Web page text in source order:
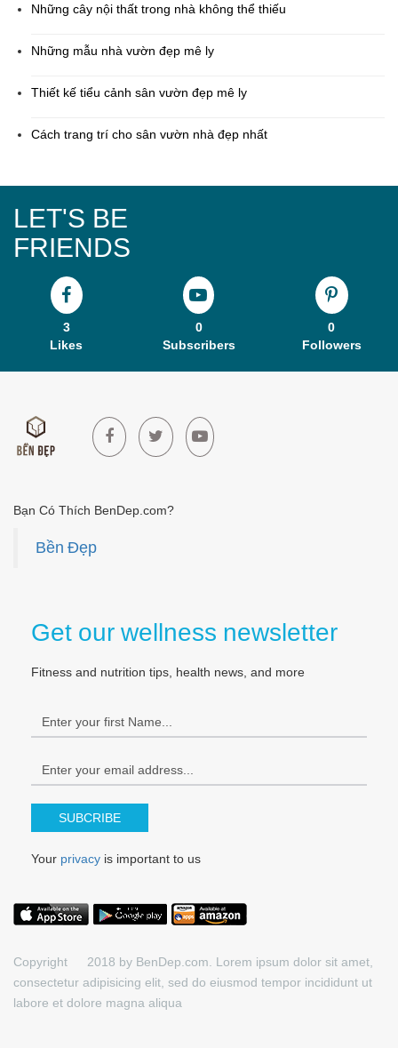
Những cây nội thất trong nhà không thể thiếu
Những mẫu nhà vườn đẹp mê ly
Thiết kế tiểu cảnh sân vườn đẹp mê ly
Cách trang trí cho sân vườn nhà đẹp nhất
LET'S BE
FRIENDS
3
Likes
0
Subscribers
0
Followers
Bạn Có Thích BenDep.com?
Bền Đẹp
Get our wellness newsletter
Fitness and nutrition tips, health news, and more
SUBCRIBE
Your privacy is important to us
Copyright © 2018 by BenDep.com. Lorem ipsum dolor sit amet,
consectetur adipisicing elit, sed do eiusmod tempor incididunt ut
labore et dolore magna aliqua